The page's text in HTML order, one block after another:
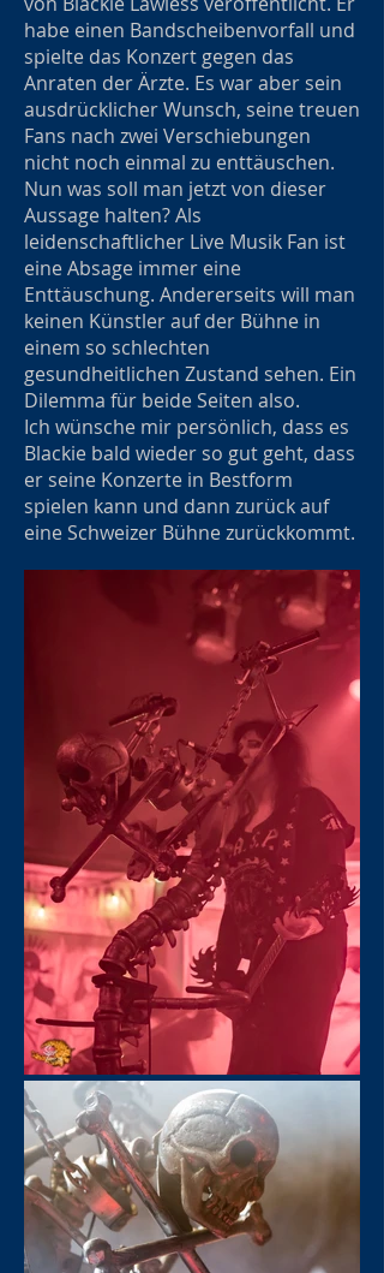
habe einen Bandscheibenvorfall und
spielte das Konzert gegen das
Anraten der Ärzte. Es war aber sein
ausdrücklicher Wunsch, seine treuen
Fans nach zwei Verschiebungen
nicht noch einmal zu enttäuschen.
Nun was soll man jetzt von dieser
Aussage halten? Als
leidenschaftlicher Live Musik Fan ist
eine Absage immer eine
Enttäuschung. Andererseits will man
keinen Künstler auf der Bühne in
einem so schlechten
gesundheitlichen Zustand sehen. Ein
Dilemma für beide Seiten also.
Ich wünsche mir persönlich, dass es
Blackie bald wieder so gut geht, dass
er seine Konzerte in Bestform
spielen kann und dann zurück auf
eine Schweizer Bühne zurückkommt.